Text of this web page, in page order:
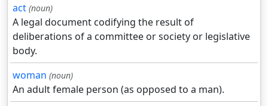
act (noun)
A legal document codifying the result of
deliberations of a committee or society or legislative
body.
woman (noun)
An adult female person (as opposed to a man).